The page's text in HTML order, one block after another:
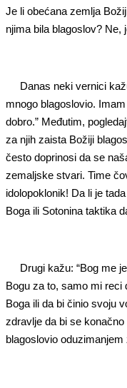
Je li obećana zemlja
njima bila blagoslov? Ne,
Danas neki vernici
mnogo blagoslovio.
dobro.” Međutim,
za njih zaista Božiji
često doprinosi da se
zemaljske stvari. Time
idolopoklonik! Da li je
Boga ili Sotonina taktika
Drugi kažu: “Bog me
Bogu za to, samo mi reci
Boga ili da bi činio svoju
zdravlje da bi se
blagoslovio